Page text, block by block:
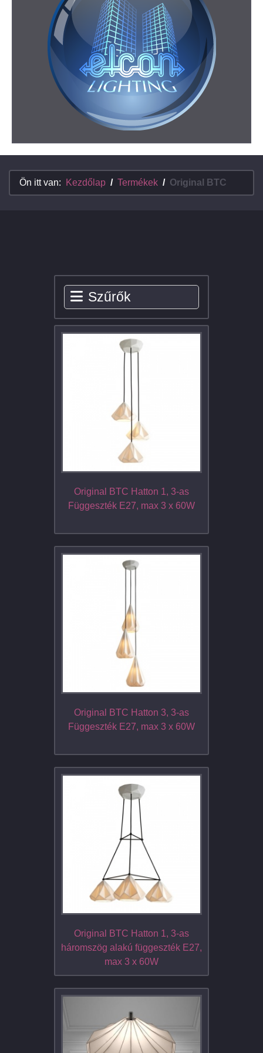
Ön itt van: Kezdőlap Termékek Original BTC
Szűrők
Original BTC Hatton 1, 3-as
Függeszték E27, max 3 x 60W
Original BTC Hatton 3, 3-as
Függeszték E27, max 3 x 60W
Original BTC Hatton 1, 3-as
háromszög alakú függeszték E27,
max 3 x 60W